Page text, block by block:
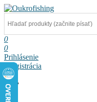
0
0
Prihlásenie
a registrácia